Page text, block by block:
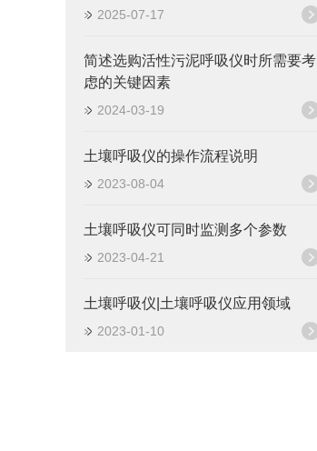
2025-07-17
简述选购活性污泥呼吸仪时所需要考
虑的关键因素
2024-03-19
土壤呼吸仪的操作流程说明
2023-08-04
土壤呼吸仪可同时监测多个参数
2023-04-21
土壤呼吸仪|土壤呼吸仪应用领域
2023-01-10